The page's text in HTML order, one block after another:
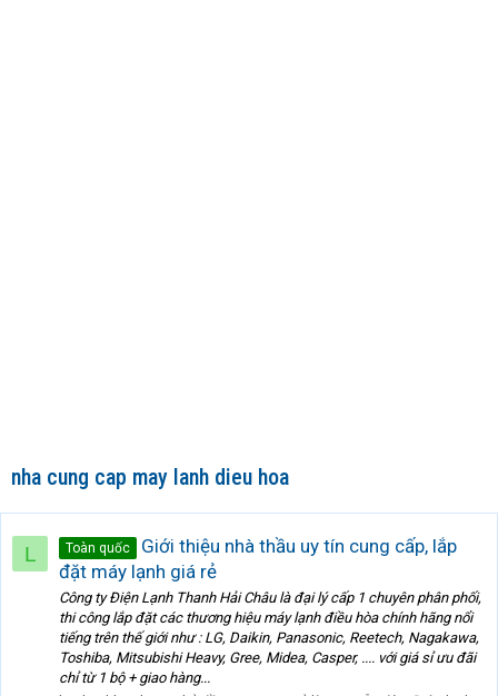
nha cung cap may lanh dieu hoa
L Toàn quốc
Giới thiệu nhà thầu uy tín cung cấp, lắp
đặt máy lạnh giá rẻ
Công ty Điện Lạnh Thanh Hải Châu là đại lý cấp 1 chuyên phân phối,
thi công lắp đặt các thương hiệu máy lạnh điều hòa chính hãng nổi
tiếng trên thế giới như : LG, Daikin, Panasonic, Reetech, Nagakawa,
Toshiba, Mitsubishi Heavy, Gree, Midea, Casper, .... với giá sỉ ưu đãi
chỉ từ 1 bộ + giao hàng...